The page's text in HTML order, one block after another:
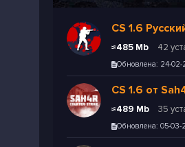
CS 1.6
≈485 Mb 42
Обновлена: 24-02-
CS 1.6 от
≈489 Mb 35
Обновлена: 05-03-